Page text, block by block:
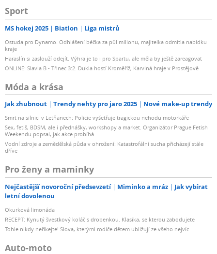
Sport
MS hokej 2025 Biatlon Liga mistrů
Ostuda pro Dynamo. Odhlášení béčka za půl milionu, majitelka odmítla nabídku
kraje
Haraslín si zaslouží odejít. Výhra je to i pro Spartu, ale měla by ještě zareagovat
ONLINE: Slavia B - Třinec 3:2. Dukla hostí Kroměříž, Karviná hraje v Prostějově
Móda a krása
Jak zhubnout Trendy nehty pro jaro 2025 Nové make-up trendy
Smrt na silnici v Letňanech: Policie vyšetřuje tragickou nehodu motorkáře
Sex, fetiš, BDSM, ale i přednášky, workshopy a market. Organizátor Prague Fetish
Weekendu popsal, jak akce probíhá
Vodní zdroje a zemědělská půda v ohrožení: Katastrofální sucha přicházejí stále
dříve
Pro ženy a maminky
Nejčastější novoroční předsevzetí Miminko a mráz
Jak vybírat
letní dovolenou
Okurková limonáda
RECEPT: Kynutý švestkový koláč s drobenkou. Klasika, se kterou zabodujete
Tohle nikdy neříkejte! Slova, kterými rodiče dětem ubližují ze všeho nejvíc
Auto-moto